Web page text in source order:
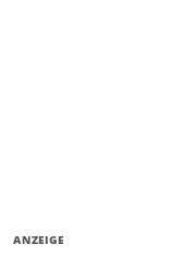
ANZEIGE